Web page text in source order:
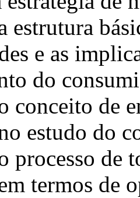
estrutura
e as
do
conceito de
estudo do
processo de
termos de